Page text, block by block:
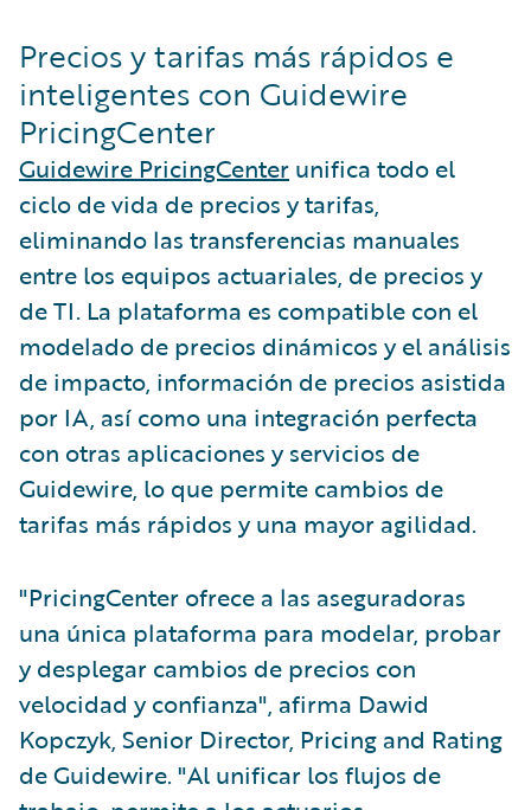
Precios y tarifas más rápidos e
inteligentes con Guidewire
PricingCenter
Guidewire PricingCenter unifica todo el
ciclo de vida de precios y tarifas,
eliminando las transferencias manuales
entre los equipos actuariales, de precios y
de TI. La plataforma es compatible con el
modelado de precios dinámicos y el análisis
de impacto, información de precios asistida
por IA, así como una integración perfecta
con otras aplicaciones y servicios de
Guidewire, lo que permite cambios de
tarifas más rápidos y una mayor agilidad.
"PricingCenter ofrece a las aseguradoras
una única plataforma para modelar, probar
y desplegar cambios de precios con
velocidad y confianza", afirma Dawid
Kopczyk, Senior Director, Pricing and Rating
de Guidewire. "Al unificar los flujos de